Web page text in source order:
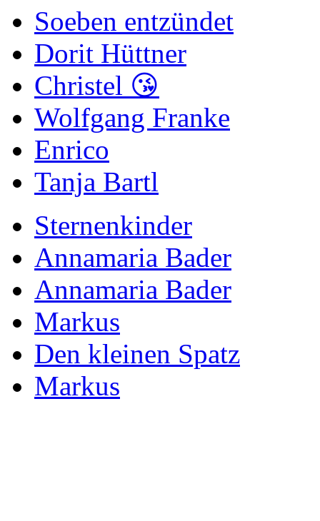
Soeben entzündet
Dorit Hüttner
Christel 😘
Wolfgang Franke
Enrico
Tanja Bartl
Sternenkinder
Annamaria Bader
Annamaria Bader
Markus
Den kleinen Spatz
Markus